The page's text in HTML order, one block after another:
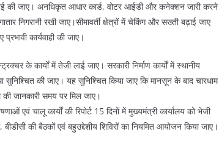
की जाए। अनधिकृत आधार कार्ड, वोटर आईडी और कनेक्शन जारी करने
निगरानी रखी जाए।सीमावर्ती क्षेत्रों में चेकिंग और सख्ती बढ़ाई जाए
कार्यवाही की जाए।
के कार्यों में तेजी लाई जाए। सरकारी निर्माण कार्यों में स्थानीय
सुनिश्चित की जाए। यह सुनिश्चित किया जाए कि मानसून के बाद चारधाम
जानकारी समय पर मिल जाए।
एवं चालू कार्यों की रिपोर्ट 15 दिनों में मुख्यमंत्री कार्यालय को भेजी
की बैठकों एवं बहुउद्देशीय शिविरों का नियमित आयोजन किया जाए।